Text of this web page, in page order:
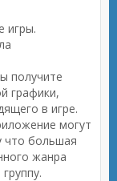
игры.
получите
графики,
в игре.
могут
что большая
жанра